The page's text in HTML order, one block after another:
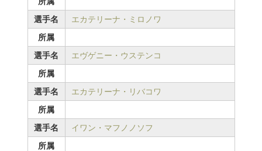
選手名
エカテリーナ・ミロノワ
所属
選手名
エヴゲニー・ウステンコ
所属
選手名
エカテリーナ・リバコワ
所属
選手名
イワン・マフノノソフ
所属